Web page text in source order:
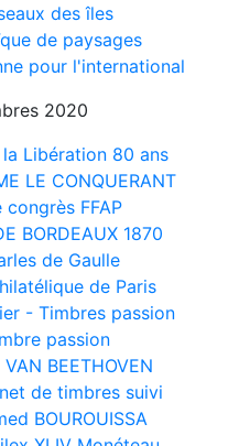
des îles
de paysages
pour l'international
2020
Libération 80 ans
LE CONQUERANT
congrès FFAP
BORDEAUX 1870
de Gaulle
de Paris
- Timbres passion
passion
BEETHOVEN
de timbres suivi
BOUROUISSA